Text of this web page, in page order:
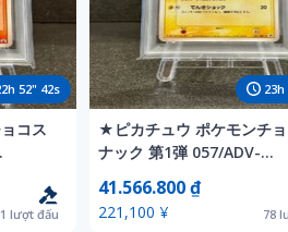
h 52" 40s
コス
当
ート★
lượt đấu
23h
★ピカチュウ ポケモンチ
ナック 第1弾 057/ADV-
CHOCOLATE★PSA10★当
PSA提出★1円スタート★
41.566.800 ₫
221,100 ¥ 78